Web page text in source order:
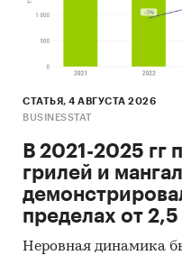
СТАТЬЯ, 4 АВГУСТА 2026
BUSINESSTAT
В 2021-2025 гг
грилей и
пределах от
Неровная динамика